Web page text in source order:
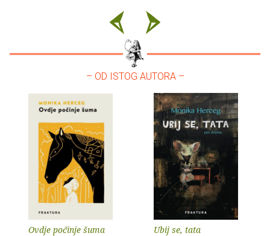
– OD ISTOG AUTORA –
Ovdje počinje šuma Ubij se, tata